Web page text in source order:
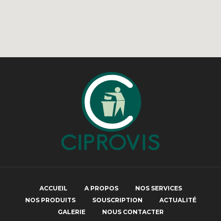
ACCUEIL A PROPOS
NOS SERVICES
NOS PRODUITS
SOUSCRIPTION
ACTUALITÉ
GALERIE
NOUS CONTACTER